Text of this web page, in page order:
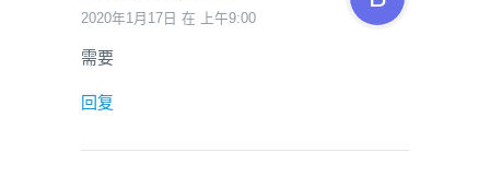
2020年1月17日 在 上午9:00
需要
回复